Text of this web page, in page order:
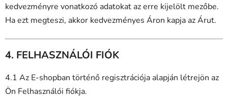
kedvezményre vonatkozó adatokat az erre kijelölt mezőbe.
Ha ezt megteszi, akkor kedvezményes Áron kapja az Árut.
4. FELHASZNÁLÓI FIÓK
4.1 Az E-shopban történő regisztrációja alapján létrejön az
Ön Felhasználói fiókja.